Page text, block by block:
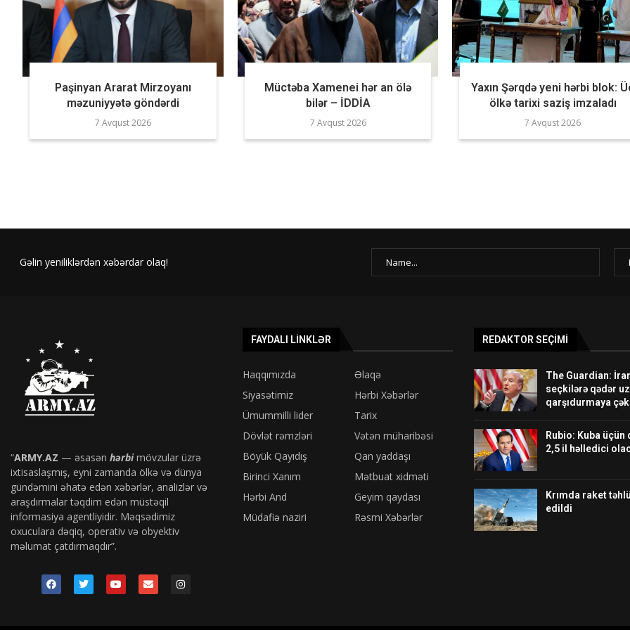
Paşinyan Ararat Mirzoyanı
məzuniyyətə göndərdi
7 Avqust 2026
Müctəba Xamenei hər an ölə
bilər – İDDİA
7 Avqust 2026
Yaxın Şərqdə yeni hərbi blok:
ölkə tarixi saziş imzaladı
7 Avqust 2026
Gəlin yeniliklərdən xəbərdar olaq!
“ARMY.AZ — əsasən hərbimövzular üzrə
ixtisaslaşmış, eyni zamanda ölkə və dünya
gündəmini əhatə edən xəbərlər, analizlər və
araşdırmalar təqdim edən müstəqil
informasiya agentliyidir. Məqsədimiz
oxuculara dəqiq, operativ və obyektiv
məlumat çatdırmaqdır”.
FAYDALI LINKLƏR
Haqqımızda
Əlaqə
Siyasətimiz
Hərbi Xəbərlər
Ümummilli lider
Tarix
Dövlət rəmzləri
Vətən müharibəsi
Böyük Qayıdış
Qan yaddaşı
Birinci Xanım
Mətbuat xidməti
Hərbi And
Geyim qaydası
Müdafiə naziri
Rəsmi Xəbərlər
REDAKTOR SEÇIMI
The Guardian:
seçkilərə qədər
qarşıdurmaya
Rubio: Kuba üçün
2,5 il həlledici
Krımda raket
edildi